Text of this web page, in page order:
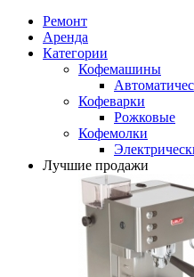
Ремонт
Аренда
Категории
Кофемашины
Кофеварки
Рожковые
Кофемолки
Лучшие продажи